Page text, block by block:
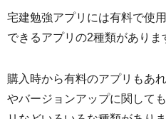
宅建勉強アプリには有料で使
できるアプリの2種類がありま
購入時から有料のアプリもあ
やバージョンアップに関して